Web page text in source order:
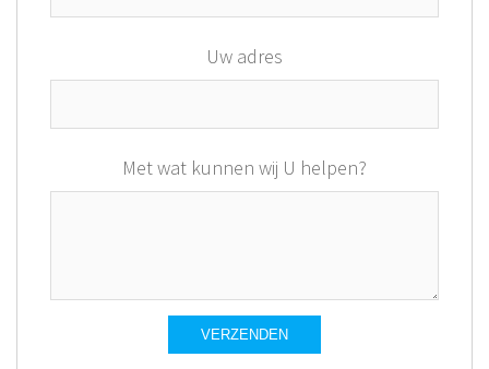
Uw adres
Met wat kunnen wij U helpen?